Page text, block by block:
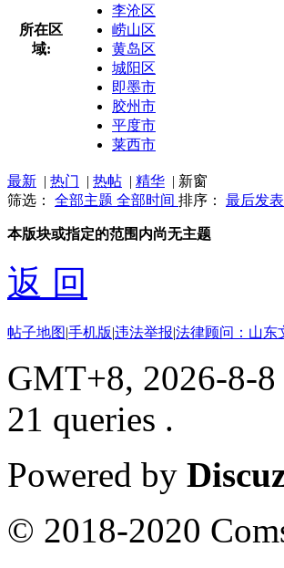
所在区
域:
李沧区
崂山区
黄岛区
城阳区
即墨市
胶州市
平度市
莱西市
最新 | 热门 | 热帖 | 精华 | 新窗
筛选： 全部主题 全部时间 排序： 最后发表
本版块或指定的范围内尚无主题
返 回
帖子地图|手机版|违法举报|法律顾问：山东
GMT+8, 2026-8-8
21 queries .
Powered by
© 2018-2020